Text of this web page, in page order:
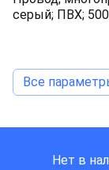
серый; ПВХ;
Все
Нет в